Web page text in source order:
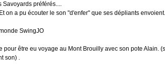
Savoyards préférés....
on a pu écouter le son "d'enfer" que ses dépliants
SwingJO
pour être eu voyage au Mont Brouilly avec son pote Alain.
son) .